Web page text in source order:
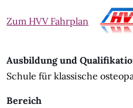
Zum HVV Fahrplan
Ausbildung und
Schule für klassische
Bereich